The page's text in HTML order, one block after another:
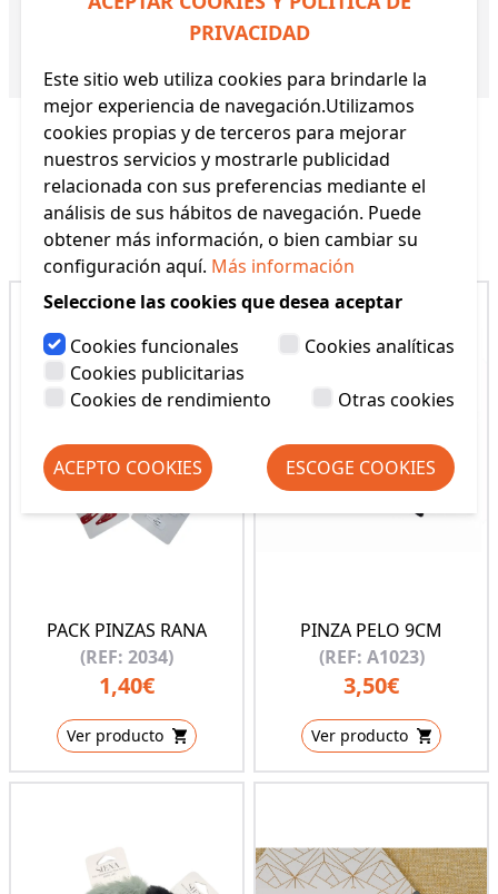
de pato puede sostener el cabello firmemente,
no es fácil de caer y es duradero.
Productos Relacionados
PACK PINZAS RANA
(REF: 2034)
1,40€
Ver producto
PINZA PELO 9CM
(REF: A1023)
3,50€
Ver producto
PRIVACIDAD
Este sitio web utiliza cookies para brindarle la
mejor experiencia de navegación.Utilizamos
cookies propias y de terceros para mejorar
nuestros servicios y mostrarle publicidad
relacionada con sus preferencias mediante el
análisis de sus hábitos de navegación. Puede
obtener más información, o bien cambiar su
configuración aquí. Más información
Seleccione las cookies que desea aceptar
Cookies funcionales
Cookies analíticas
Cookies publicitarias
Cookies de rendimiento
Otras cookies
ACEPTO COOKIES ESCOGE COOKIES